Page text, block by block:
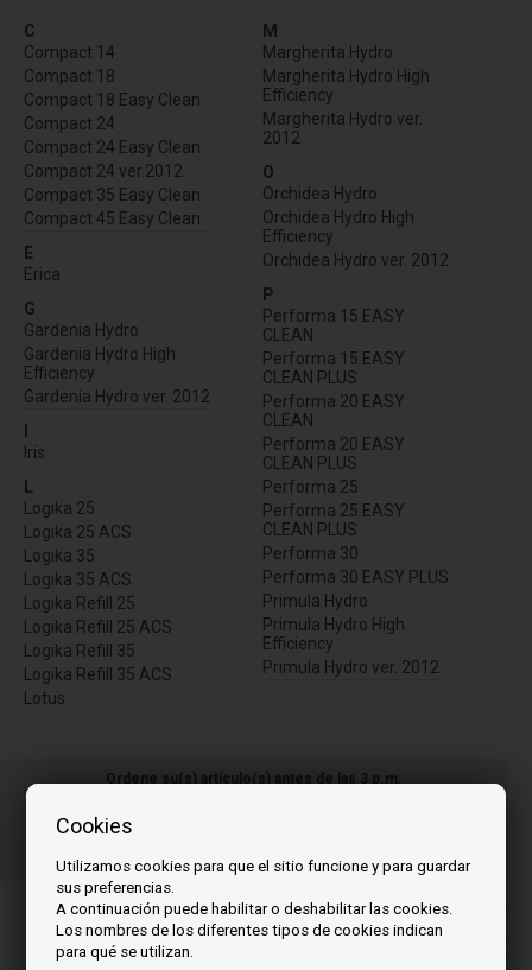
Cookies
Utilizamos cookies para que el sitio funcione y para guardar
sus preferencias.
A continuación puede habilitar o deshabilitar las cookies.
Los nombres de los diferentes tipos de cookies indican
para qué se utilizan.
C
Compact 14
Compact 18
Compact 18 Easy Clean
Compact 24
Compact 24 Easy Clean
Compact 24 ver.2012
Compact 35 Easy Clean
Compact 45 Easy Clean
E
Erica
G
Gardenia Hydro
Gardenia Hydro High
Efficiency
Gardenia Hydro ver. 2012
Iris
L
Logika 25
Logika 25 ACS
Logika 35
Logika 35 ACS
Logika Refill 25
Logika Refill 25 ACS
Logika Refill 35
Logika Refill 35 ACS
Lotus
M
Margherita Hydro
Margherita Hydro High
Efficiency
Margherita Hydro ver.
2012
O
Orchidea Hydro
Orchidea Hydro High
Efficiency
Orchidea Hydro ver. 2012
P
Performa 15 EASY
CLEAN
Performa 15 EASY
CLEAN PLUS
Performa 20 EASY
CLEAN
Performa 20 EASY
CLEAN PLUS
Performa 25
Performa 25 EASY
CLEAN PLUS
Performa 30
Performa 30 EASY PLUS
Primula Hydro
Primula Hydro High
Efficiency
Primula Hydro ver. 2012
Ordene su(s) artículo(s) antes de las 3 p.m.
PLos precios incluyen el IVA
109,00 EUR